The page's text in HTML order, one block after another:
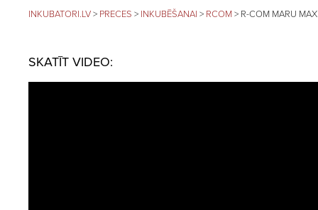
INKUBATORI.LV > PRECES > INKUBĒŠANAI > RCOM > R-COM MARU
SKATĪT VIDEO: